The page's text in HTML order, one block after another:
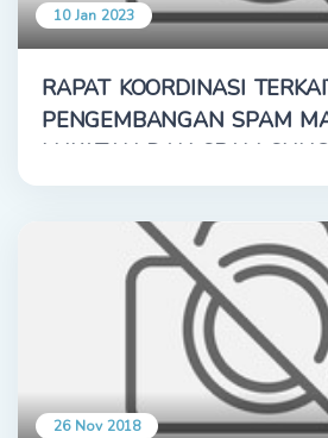
10 Jan 2023
RAPAT KOORDINASI
PENGEMBANGAN SPAM
LUKATAN DAN SPAM
26 Nov 2018